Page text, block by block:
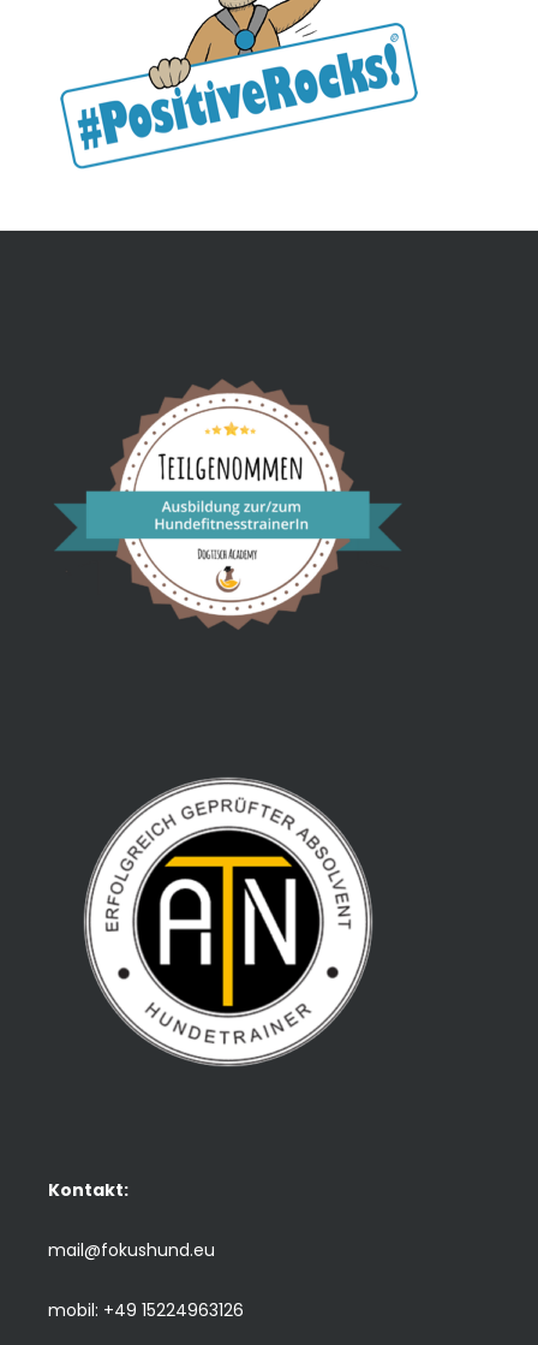
Kontakt:
mail@fokushund.eu
mobil: +49 15224963126